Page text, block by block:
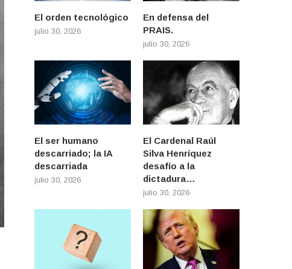
El orden tecnológico
julio 30, 2026
En defensa del
PRAIS.
julio 30, 2026
El ser humano
descarriado; la IA
descarriada
julio 30, 2026
El Cardenal Raúl
Silva Henríquez
desafío a la
dictadura…
julio 30, 2026